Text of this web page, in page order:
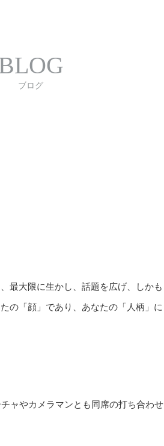
ブログ
最大限に生かし、話題を広げ、しかも
の「顔」であり、あなたの「人柄」に
ャやカメラマンとも同席の打ち合わせ